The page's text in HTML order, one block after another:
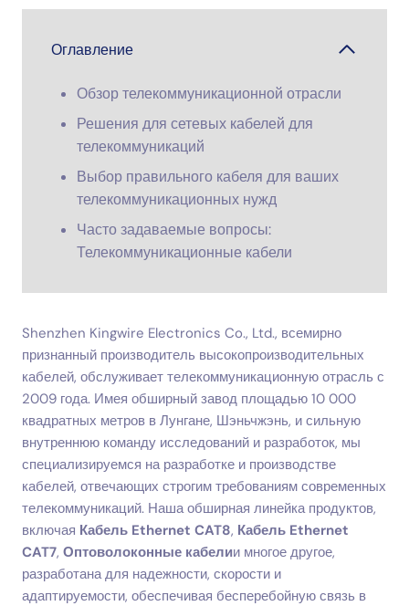
Оглавление
Обзор телекоммуникационной отрасли
Решения для сетевых кабелей для
телекоммуникаций
Выбор правильного кабеля для ваших
телекоммуникационных нужд
Часто задаваемые вопросы:
Телекоммуникационные кабели
Shenzhen Kingwire Electronics Co., Ltd., всемирно
признанный производитель высокопроизводительных
кабелей, обслуживает телекоммуникационную отрасль с
2009 года. Имея обширный завод площадью 10 000
квадратных метров в Лунгане, Шэньчжэнь, и сильную
внутреннюю команду исследований и разработок, мы
специализируемся на разработке и производстве
кабелей, отвечающих строгим требованиям современных
телекоммуникаций. Наша обширная линейка продуктов,
включая Кабель Ethernet CAT8, Кабель Ethernet
CAT7, Оптоволоконные кабелии многое другое,
разработана для надежности, скорости и
адаптируемости, обеспечивая бесперебойную связь в